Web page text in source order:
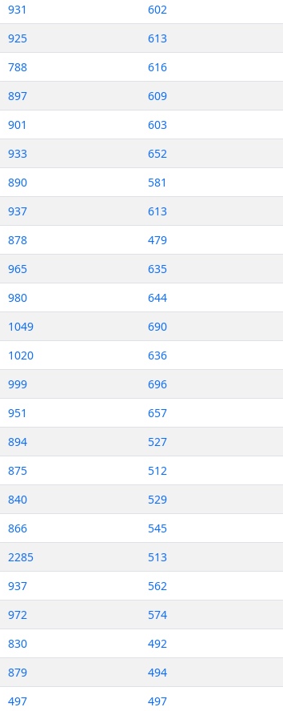
931 602
925 613
788 616
897 609
901 603
933 652
890 581
937 613
878 479
965 635
980 644
1049 690
1020 636
999 696
951 657
894 527
875 512
840 529
866 545
2285 513
937 562
972 574
830 492
879 494
497 497